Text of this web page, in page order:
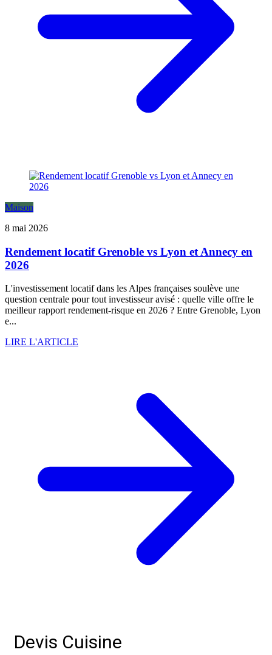
Maison
8 mai 2026
Rendement locatif Grenoble vs Lyon et Annecy en
2026
L'investissement locatif dans les Alpes françaises soulève une
question centrale pour tout investisseur avisé : quelle ville offre le
meilleur rapport rendement-risque en 2026 ? Entre Grenoble, Lyon
e...
LIRE L'ARTICLE
Devis Cuisine